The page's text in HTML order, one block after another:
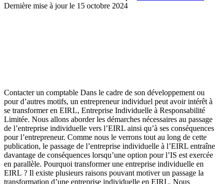
Dernière mise à jour le 15 octobre 2024
Contacter un comptable Dans le cadre de son développement ou
pour d’autres motifs, un entrepreneur individuel peut avoir intérêt à
se transformer en EIRL, Entreprise Individuelle à Responsabilité
Limitée. Nous allons aborder les démarches nécessaires au passage
de l’entreprise individuelle vers l’EIRL ainsi qu’à ses conséquences
pour l’entrepreneur. Comme nous le verrons tout au long de cette
publication, le passage de l’entreprise individuelle à l’EIRL entraîne
davantage de conséquences lorsqu’une option pour l’IS est exercée
en parallèle. Pourquoi transformer une entreprise individuelle en
EIRL ? Il existe plusieurs raisons pouvant motiver un passage la
transformation d’une entreprise individuelle en EIRL. Nous